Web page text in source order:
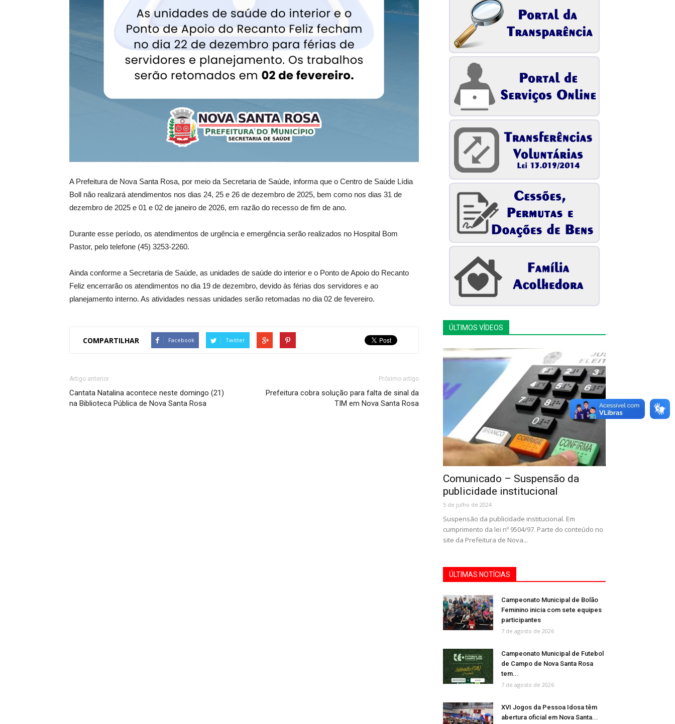
A Prefeitura de Nova Santa Rosa, por meio da Secretaria de Saúde, informa que o Centro de Saúde Lídia
Boll não realizará atendimentos nos dias 24, 25 e 26 de dezembro de 2025, bem como nos dias 31 de
dezembro de 2025 e 01 e 02 de janeiro de 2026, em razão do recesso de fim de ano.
Durante esse período, os atendimentos de urgência e emergência serão realizados no Hospital Bom
Pastor, pelo telefone (45) 3253-2260.
Ainda conforme a Secretaria de Saúde, as unidades de saúde do interior e o Ponto de Apoio do Recanto
Feliz encerrarão os atendimentos no dia 19 de dezembro, devido às férias dos servidores e ao
planejamento interno. As atividades nessas unidades serão retomadas no dia 02 de fevereiro.
COMPARTILHAR Facebook Twitter
Artigo anterior
Cantata Natalina acontece neste domingo (21)
na Biblioteca Pública de Nova Santa Rosa
Próximo artigo
Prefeitura cobra solução para falta de sinal da
TIM em Nova Santa Rosa
ÚLTIMOS VÍDEOS
Comunicado – Suspensão da
publicidade institucional
5 de julho de 2024
Suspensão da publicidade institucional. Em
cumprimento da lei nº 9504/97. Parte do conteúdo no
site da Prefeitura de Nova...
ÚLTIMAS NOTÍCIAS
Campeonato Municipal de Bolão
Feminino inicia com sete equipes
participantes
7 de agosto de 2026
Campeonato Municipal de Futebol
de Campo de Nova Santa Rosa
tem...
7 de agosto de 2026
XVI Jogos da Pessoa Idosa têm
abertura oficial em Nova Santa...